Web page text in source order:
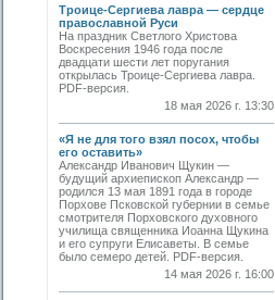
Троице-Сергиева лавра — сердце
православной Руси
На праздник Светлого Христова
Воскресения 1946 года после
двадцати шести лет поругания
открылась Троице-Сергиева лавра.
PDF-версия.
18 мая 2026 г. 13:30
«Я не для того взял посох, чтобы
его оставить»
Александр Иванович Щукин —
будущий архиепископ Александр —
родился 13 мая 1891 года в городе
Порхове Псковской губернии в семье
смотрителя Порховского духовного
училища священника Иоанна Щукина
и его супруги Елисаветы. В семье
было семеро детей. PDF-версия.
14 мая 2026 г. 16:00